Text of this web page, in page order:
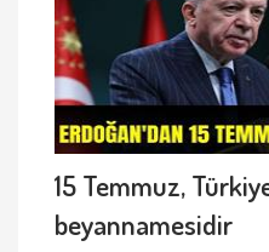
15 Temmuz,
beyannamesidir